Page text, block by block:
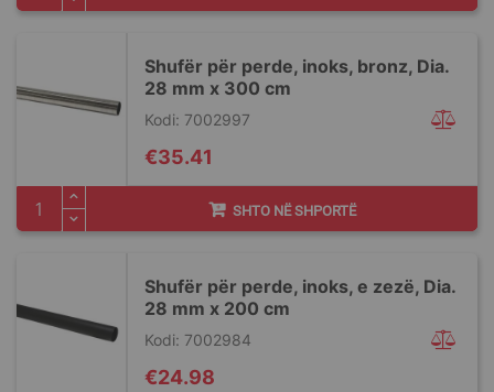
Shufër për perde, inoks, bronz, Dia.
28 mm x 300 cm
Kodi: 7002997
€35.41
SHTO NË SHPORTË
Shufër për perde, inoks, e zezë, Dia.
28 mm x 200 cm
Kodi: 7002984
€24.98